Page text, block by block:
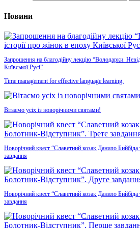
Новини
Запрошення на благодійну лекцію “Володарки.
Київської Русі”
Time management for effective language learning.
Вітаємо усіх із новорічними святами!
Новорічний квест “Славетний козак Данило
завдання
Новорічний квест “Славетний козак Данило
завдання